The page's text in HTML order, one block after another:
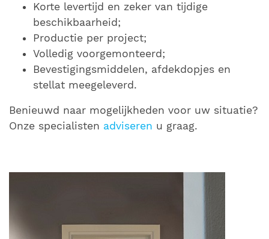
Korte levertijd en zeker van tijdige
beschikbaarheid;
Productie per project;
Volledig voorgemonteerd;
Bevestigingsmiddelen, afdekdopjes en
stellat meegeleverd.
Benieuwd naar mogelijkheden voor uw situatie?
Onze specialisten adviseren u graag.